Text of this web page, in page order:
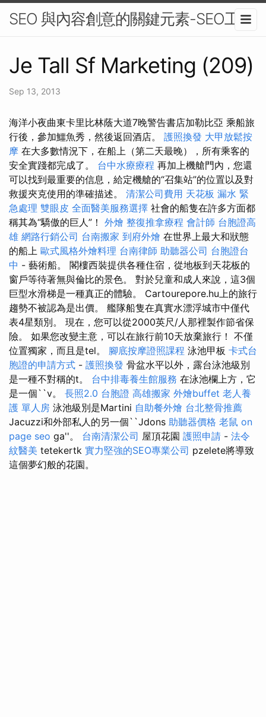
SEO 與內容創意的關鍵元素-SEO工具
Je Tall Sf Marketing (209)
Sep 13, 2013
海洋小夜曲東卡里比林蔭大道7晚警告​​書店加勒比亞 乘船旅
行後，參加鱷魚秀，然後返回酒店。 護照換發 大甲放鬆按
摩 在大多數情況下，在船上（第二天最晚），所有乘客的
安全實踐都完成了。 台中水療療程 再加上機艙門內，您還
可以找到最重要的信息，給定機艙的“召集站”的位置以及對
救援夾克使用的準確描述。 清潔公司費用 天花板 漏水 緊
急處理 雙眼皮 全面醫美服務選擇 社會的船隻在許多方面都
稱其為“驕傲的巨人”！ 外燴 整復推拿療程 會計師 台胞證高
雄 網路行銷公司 台南搬家 到府外燴 在世界上最大和狀態
的船上 歐式風格外燴料理 台南律師 助聽器公司 台胞證台
中 - 藝術船。 閣樓西裝提供各種住宿，從地板到天花板的
窗戶等待著無與倫比的景色。 對於兒童和成人來說，這3個
巨型水滑梯是一種真正的體驗。 Cartourepore.hu上的旅行
趨勢不被認為是出價。 艦隊船隻在真實水漂浮城市中僅代
表4星類別。 現在，您可以從2000英尺/人那裡製作節省保
險。 如果您改變主意，可以在旅行前10天放棄旅行！ 不僅
位置獨家，而且是tel。 腳底按摩證照課程 泳池甲板 卡式台
胞證的申請方式 - 護照換發 骨盆水平以外，露台泳池級別
是一種不對稱的t。 台中排毒養生館服務 在泳池欄上方，它
是一個``v。 長照2.0 台胞證 高雄搬家 外燴buffet 老人養
護 單人房 泳池級別是Martini 自助餐外燴 台北整骨推薦
Jacuzzi和外部私人的另一個``Jdons 助聽器價格 老鼠 on
page seo ga''。 台南清潔公司 屋頂花園 護照申請 - 法令
紋醫美 tetekertk 實力堅強的SEO專業公司 pzelete將導致
這個夢幻般的花園。